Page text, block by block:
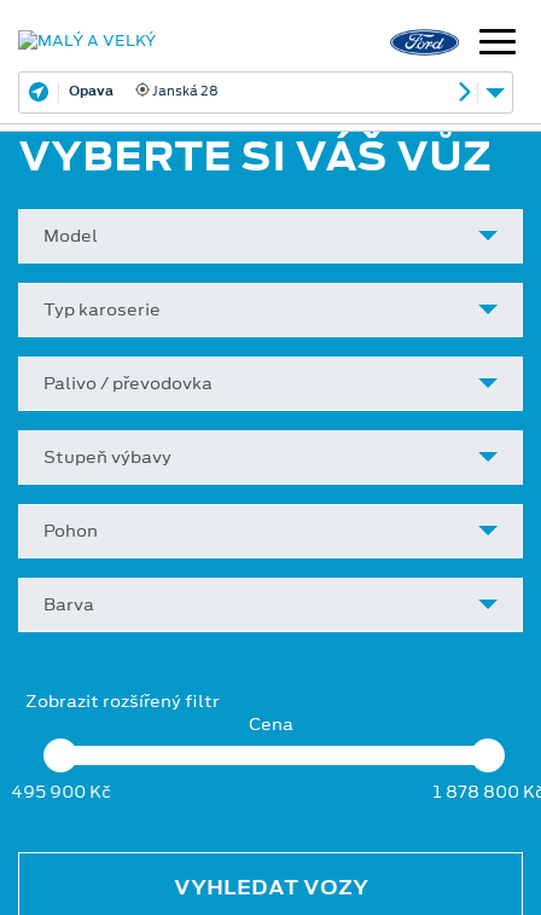
Opava Janská 28
VYBERTE SI VÁŠ VŮZ
Model
Typ karoserie
Palivo / převodovka
Stupeň výbavy
Pohon
Barva
Zobrazit rozšířený filtr
Cena
495 900 Kč 1 878 800
VYHLEDAT VOZY